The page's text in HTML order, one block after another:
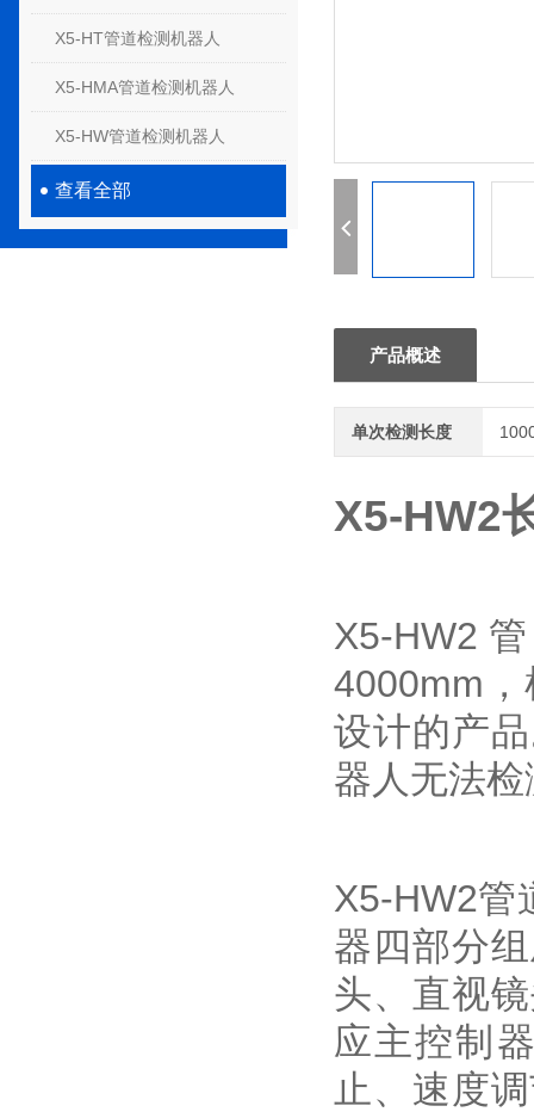
X5-HT管道检测机器人
X5-HMA管道检测机器人
X5-HW管道检测机器人
查看全部
产品概述
单次检测长度
X5-HW2
X5-HW2
4000mm
设计的产
器人无法
X5-HW2管
器四部分
头、直视
应主控制
止、速度